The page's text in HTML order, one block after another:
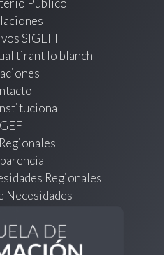
Público
SIGEFI
tirant lo blanch
Regionales
Necesidades